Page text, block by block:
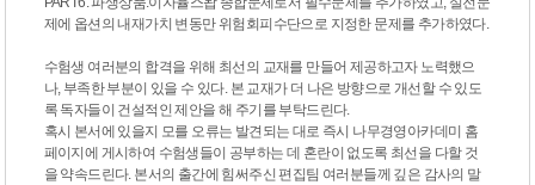
제에 옵션의 내재가치 변동만 위험회피수단으로 지정한 문제를 추가하였다.
수험생 여러분의 합격을 위해 최선의 교재를 만들어 제공하고자 노력했으
나, 부족한 부분이 있을 수 있다. 본 교재가 더 나은 방향으로 개선할 수 있도
록 독자들이 건설적인 제안을 해 주기를 부탁드린다.
혹시 본서에 있을지 모를 오류는 발견되는 대로 즉시 나무경영아카데미 홈
페이지에 게시하여 수험생들이 공부하는 데 혼란이 없도록 최선을 다할 것
을 약속드린다. 본서의 출간에 힘써주신 편집팀 여러분들께 깊은 감사의 말